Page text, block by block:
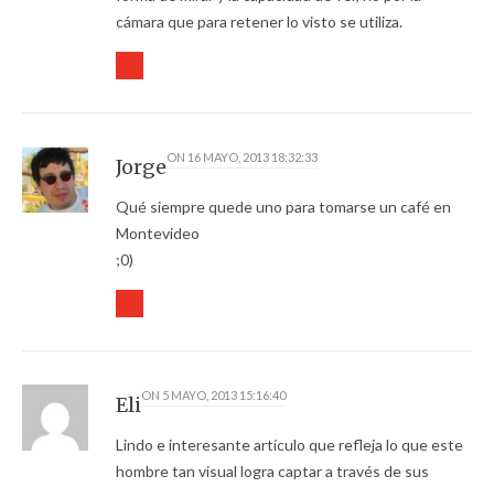
cámara que para retener lo visto se utiliza.
JorgeON 16 MAYO, 2013 18:32:33
Qué siempre quede uno para tomarse un café en
Montevideo
;0)
EliON 5 MAYO, 2013 15:16:40
Lindo e interesante artículo que refleja lo que este
hombre tan visual logra captar a través de sus